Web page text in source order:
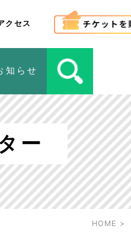
クセス
知らせ
ー
HOME